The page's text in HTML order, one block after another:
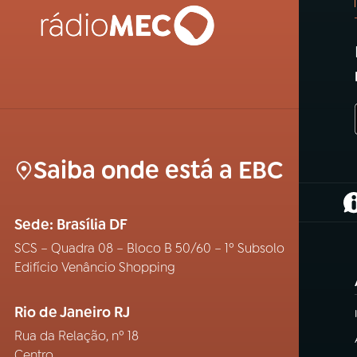
Saiba onde está a EBC
Sede: Brasília DF
SCS – Quadra 08 – Bloco B 50/60 – 1º Subsolo
Edifício Venâncio Shopping
Rio de Janeiro RJ
Rua da Relação, nº 18